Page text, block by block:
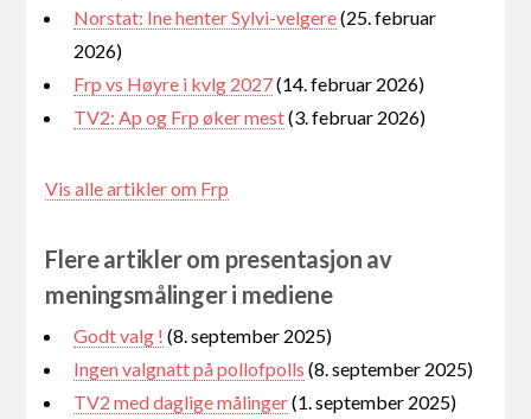
Norstat: Ine henter Sylvi-velgere(25. februar
2026)
Frp vs Høyre i kvlg 2027(14. februar 2026)
TV2: Ap og Frp øker mest(3. februar 2026)
Vis alle artikler om Frp
Flere artikler om presentasjon av
meningsmålinger i mediene
Godt valg ! (8. september 2025)
Ingen valgnatt på pollofpolls (8. september 2025)
TV2 med daglige målinger(1. september 2025)